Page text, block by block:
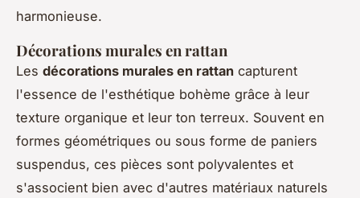
harmonieuse.
Décorations murales en rattan
Les décorations murales en rattan capturent
l'essence de l'esthétique bohème grâce à leur
texture organique et leur ton terreux. Souvent en
formes géométriques ou sous forme de paniers
suspendus, ces pièces sont polyvalentes et
s'associent bien avec d'autres matériaux naturels